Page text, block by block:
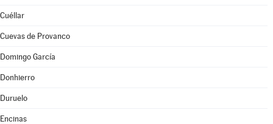
Cuéllar
Cuevas de Provanco
Domingo García
Donhierro
Duruelo
Encinas